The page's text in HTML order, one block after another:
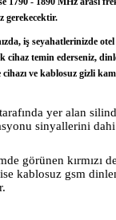
gerekecektir.
iş seyahatlerinizde
temin ederseniz,
cihazı ve kablosuz gizli
yer alan
sinyallerini dahi
görünen kırmızı
kablosuz gsm